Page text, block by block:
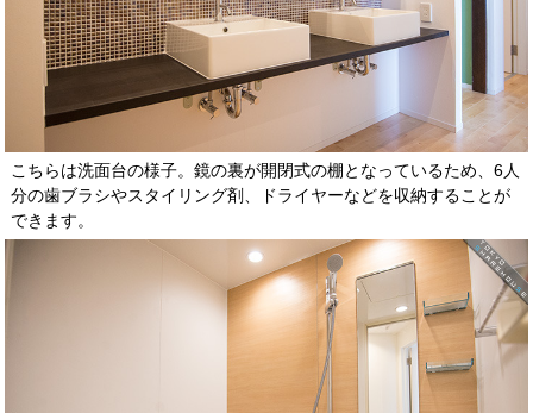
こちらは洗面台の様子。鏡の裏が開閉式の棚となっているため、6人
分の歯ブラシやスタイリング剤、ドライヤーなどを収納することが
できます。